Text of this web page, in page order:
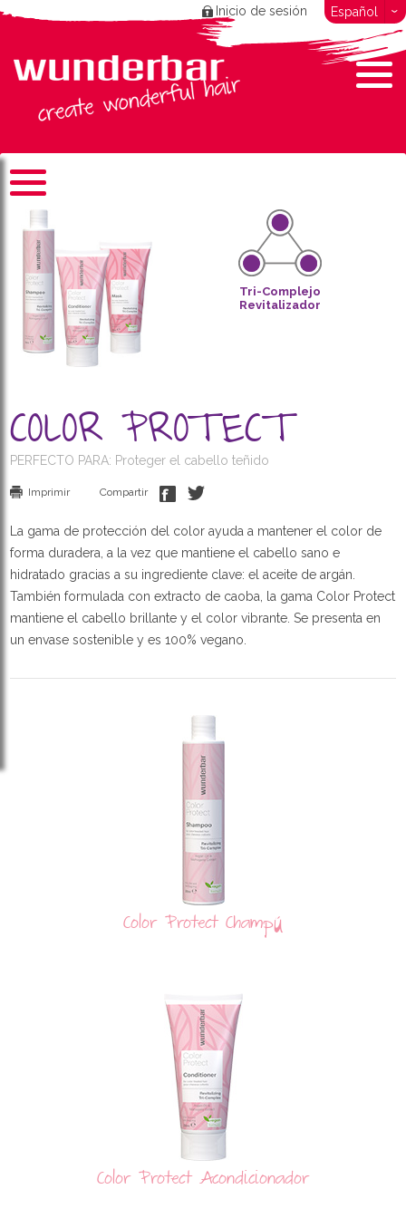
Inicio de sesión Español
Tri-Complejo
Revitalizador
COLOR PROTECT
PERFECTO PARA: Proteger el cabello teñido
Imprimir Compartir
La gama de protección del color ayuda a mantener el color de
forma duradera, a la vez que mantiene el cabello sano e
hidratado gracias a su ingrediente clave: el aceite de argán.
También formulada con extracto de caoba, la gama Color Protect
mantiene el cabello brillante y el color vibrante. Se presenta en
un envase sostenible y es 100% vegano.
Color Protect Champú
Color Protect Acondicionador